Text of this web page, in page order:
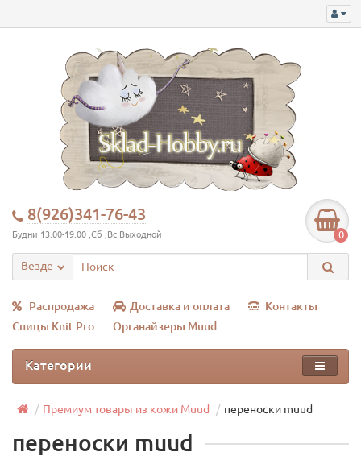
8(926)341-76-43
Будни 13:00-19:00 ,Сб ,Вс Выходной 0
Везде
Распродажа Доставка и оплата
Контакты
Спицы Knit Pro
Органайзеры Muud
Категории
Премиум товары из кожи Muud переноски muud
переноски muud